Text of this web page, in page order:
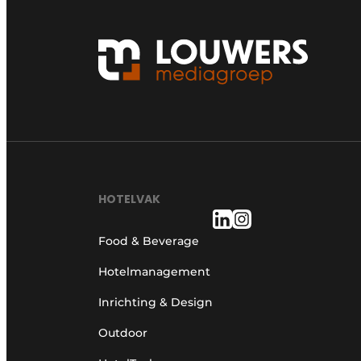
HOTELVAK
Food & Beverage
Hotelmanagement
Inrichting & Design
Outdoor